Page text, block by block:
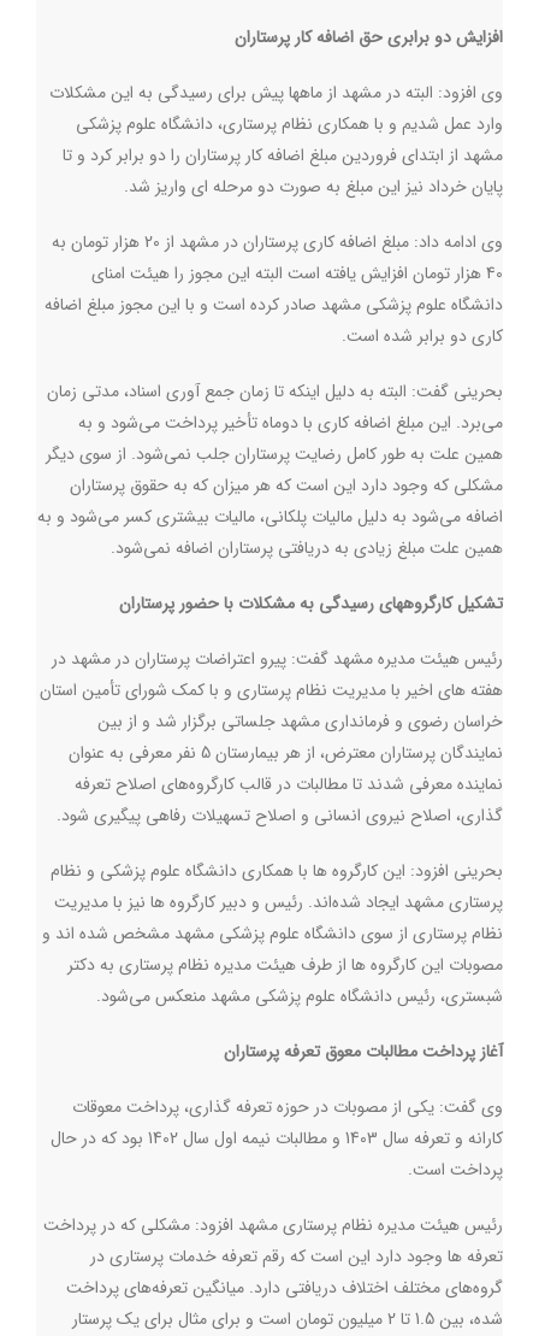
افزایش دو برابری حق اضافه کار پرستاران
وی افزود: البته در مشهد از ماهها پیش برای رسیدگی به این مشکلات
وارد عمل شدیم و با همکاری نظام پرستاری، دانشگاه علوم پزشکی
مشهد از ابتدای فروردین مبلغ اضافه کار پرستاران را دو برابر کرد و تا
پایان خرداد نیز این مبلغ به صورت دو مرحله ای واریز شد.
وی ادامه داد: مبلغ اضافه کاری پرستاران در مشهد از 20 هزار تومان به
40 هزار تومان افزایش یافته است البته این مجوز را هیئت امنای
دانشگاه علوم پزشکی مشهد صادر کرده است و با این مجوز مبلغ اضافه
کاری دو برابر شده است.
بحرینی گفت: البته به دلیل اینکه تا زمان جمع آوری اسناد، مدتی زمان
می‌برد. این مبلغ اضافه کاری با دوماه تأخیر پرداخت می‌شود و به
همین علت به طور کامل رضایت پرستاران جلب نمی‌شود. از سوی دیگر
مشکلی که وجود دارد این است که هر میزان که به حقوق پرستاران
اضافه می‌شود به دلیل مالیات پلکانی، مالیات بیشتری کسر می‌شود و به
همین علت مبلغ زیادی به دریافتی پرستاران اضافه نمی‌شود.
تشکیل کارگروههای رسیدگی به مشکلات با حضور پرستاران
رئیس هیئت مدیره مشهد گفت: پیرو اعتراضات پرستاران در مشهد در
هفته های اخیر با مدیریت نظام پرستاری و با کمک شورای تأمین استان
خراسان رضوی و فرمانداری مشهد جلساتی برگزار شد و از بین
نمایندگان پرستاران معترض، از هر بیمارستان 5 نفر معرفی به عنوان
نماینده معرفی شدند تا مطالبات در قالب کارگروه‌های اصلاح تعرفه
گذاری، اصلاح نیروی انسانی و اصلاح تسهیلات رفاهی پیگیری شود.
بحرینی افزود: این کارگروه ها با همکاری دانشگاه علوم پزشکی و نظام
پرستاری مشهد ایجاد شده‌اند. رئیس و دبیر کارگروه ها نیز با مدیریت
نظام پرستاری از سوی دانشگاه علوم پزشکی مشهد مشخص شده اند و
مصوبات این کارگروه ها از طرف هیئت مدیره نظام پرستاری به دکتر
شبستری، رئیس دانشگاه علوم پزشکی مشهد منعکس می‌شود.
آغاز پرداخت مطالبات معوق تعرفه پرستاران
وی گفت: یکی از مصوبات در حوزه تعرفه گذاری، پرداخت معوقات
کارانه و تعرفه سال 1403 و مطالبات نیمه اول سال 1402 بود که در حال
پرداخت است.
رئیس هیئت مدیره نظام پرستاری مشهد افزود: مشکلی که در پرداخت
تعرفه ها وجود دارد این است که رقم تعرفه خدمات پرستاری در
گروه‌های مختلف اختلاف دریافتی دارد. میانگین تعرفه‌های پرداخت
شده، بین 1.5 تا 2 میلیون تومان است و برای مثال برای یک پرستار